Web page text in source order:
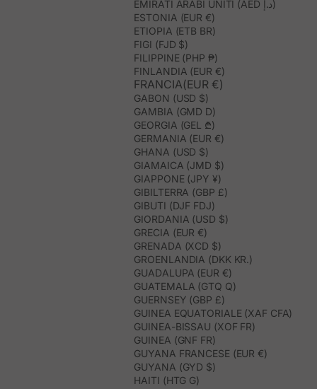
EMIRATI ARABI UNITI (AED د.إ)
ESTONIA (EUR €)
ETIOPIA (ETB BR)
FIGI (FJD $)
FILIPPINE (PHP ₱)
FINLANDIA (EUR €)
FRANCIA(EUR €)
GABON (USD $)
GAMBIA (GMD D)
GEORGIA (GEL ₾)
GERMANIA (EUR €)
GHANA (USD $)
GIAMAICA (JMD $)
GIAPPONE (JPY ¥)
GIBILTERRA (GBP £)
GIBUTI (DJF FDJ)
GIORDANIA (USD $)
GRECIA (EUR €)
GRENADA (XCD $)
GROENLANDIA (DKK KR.)
GUADALUPA (EUR €)
GUATEMALA (GTQ Q)
GUERNSEY (GBP £)
GUINEA EQUATORIALE (XAF CFA)
GUINEA-BISSAU (XOF FR)
GUINEA (GNF FR)
GUYANA FRANCESE (EUR €)
GUYANA (GYD $)
HAITI (HTG G)